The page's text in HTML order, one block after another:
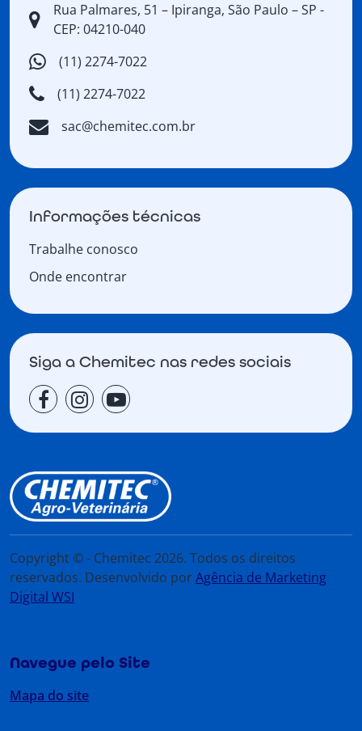
Rua Palmares, 51 – Ipiranga, São Paulo – SP -
CEP: 04210-040
(11) 2274-7022
(11) 2274-7022
sac@chemitec.com.br
Informações técnicas
Trabalhe conosco
Onde encontrar
Siga a Chemitec nas redes sociais
Copyright © - Chemitec 2026. Todos os direitos
reservados. Desenvolvido porAgência de Marketing
Digital WSI
Navegue pelo Site
Mapa do site